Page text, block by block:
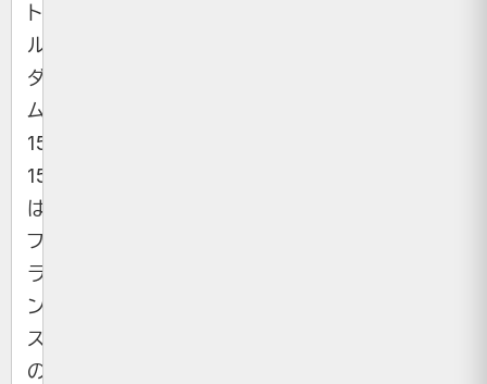
ト
ル
ダ
ム、
1503-
1566）
は、
フ
ラ
ン
ス
の